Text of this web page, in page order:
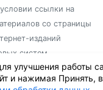
ссылки на
со страницы
изданий
систем
частичного
быть размещена в
улучшения работы
и нажимая Принять,